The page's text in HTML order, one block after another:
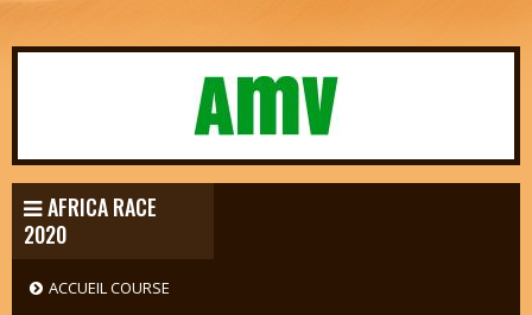
AFRICA RACE
2020
ACCUEIL COURSE